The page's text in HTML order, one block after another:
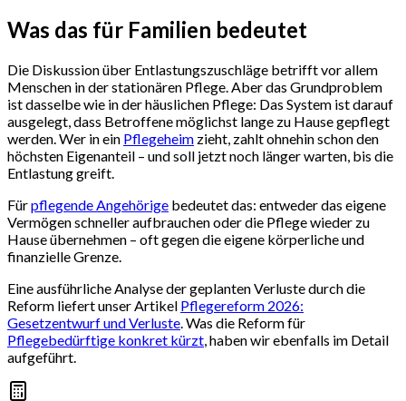
Was das für Familien bedeutet
Die Diskussion über Entlastungszuschläge betrifft vor allem
Menschen in der stationären Pflege. Aber das Grundproblem
ist dasselbe wie in der häuslichen Pflege: Das System ist darauf
ausgelegt, dass Betroffene möglichst lange zu Hause gepflegt
werden. Wer in ein Pflegeheim zieht, zahlt ohnehin schon den
höchsten Eigenanteil – und soll jetzt noch länger warten, bis die
Entlastung greift.
Fürpflegende Angehörige bedeutet das: entweder das eigene
Vermögen schneller aufbrauchen oder die Pflege wieder zu
Hause übernehmen – oft gegen die eigene körperliche und
finanzielle Grenze.
Eine ausführliche Analyse der geplanten Verluste durch die
Reform liefert unser Artikel Pflegereform 2026:
Gesetzentwurf und Verluste. Was die Reform für
Pflegebedürftige konkret kürzt, haben wir ebenfalls im Detail
aufgeführt.